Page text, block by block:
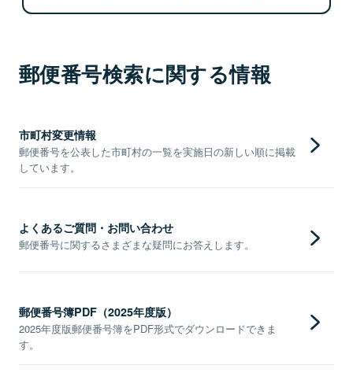
郵便番号検索に関する情報
市町村変更情報
郵便番号を公表した市町村の一覧を実施日の新しい順に掲載
しています。
よくあるご質問・お問い合わせ
郵便番号に関するさまざまな疑問にお答えします。
郵便番号簿PDF（2025年度版）
2025年度版郵便番号簿をPDF形式でダウンロードできま
す。